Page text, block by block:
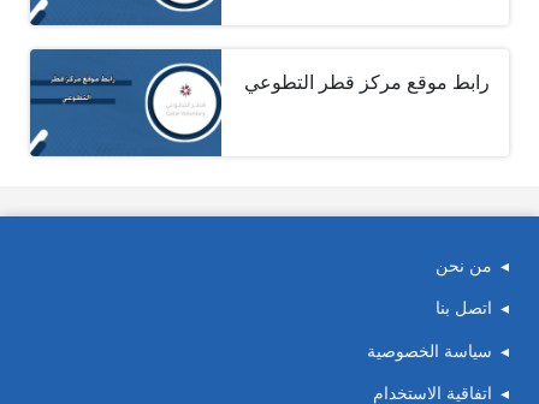
رابط موقع مركز قطر التطوعي
من نحن
اتصل بنا
سياسة الخصوصية
اتفاقية الاستخدام